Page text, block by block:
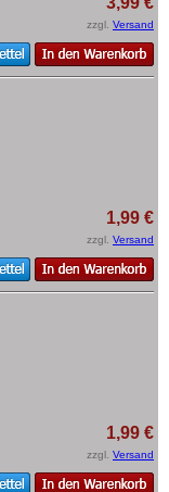
zzgl. Versand
1,99 €
zzgl. Versand
1,99 €
zzgl. Versand